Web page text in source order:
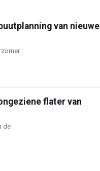
van nieuwe
flater van
de